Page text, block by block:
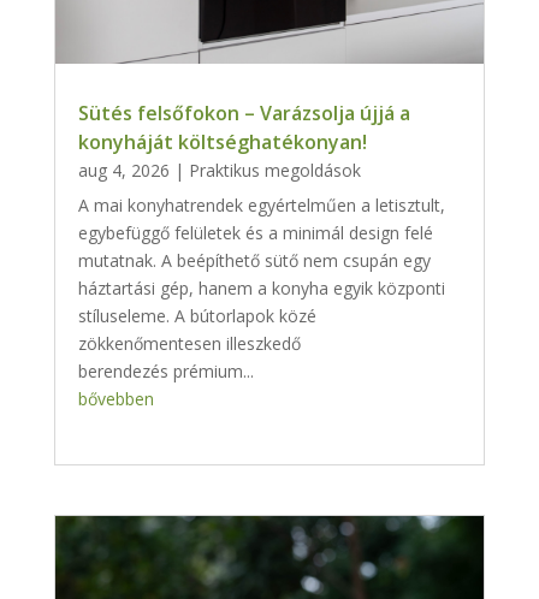
Sütés felsőfokon – Varázsolja újjá a
konyháját költséghatékonyan!
aug 4, 2026 | Praktikus megoldások
A mai konyhatrendek egyértelműen a letisztult,
egybefüggő felületek és a minimál design felé
mutatnak. A beépíthető sütő nem csupán egy
háztartási gép, hanem a konyha egyik központi
stíluseleme. A bútorlapok közé
zökkenőmentesen illeszkedő
berendezés prémium...
bővebben